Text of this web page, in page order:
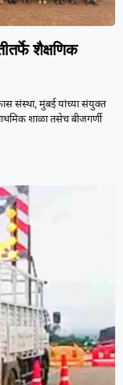
शैक्षणिक
संस्था, मुंबई यांच्या संयुक्त
शाळा तसेच बीजगर्णी